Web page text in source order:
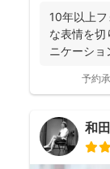
10年以上
な表情を切
ニケーシ
予約
和